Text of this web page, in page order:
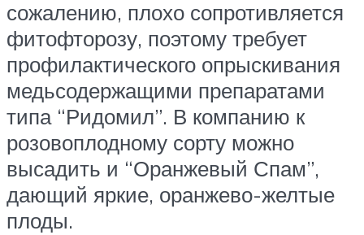
сожалению, плохо сопротивляется
фитофторозу, поэтому требует
профилактического опрыскивания
медьсодержащими препаратами
типа “Ридомил”. В компанию к
розовоплодному сорту можно
высадить и “Оранжевый Спам”,
дающий яркие, оранжево-желтые
плоды.